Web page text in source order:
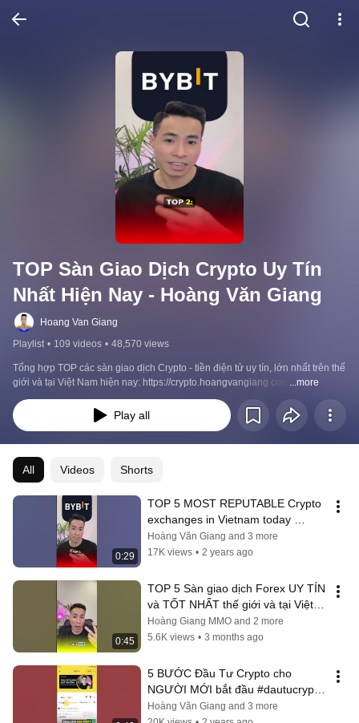
TOP Sàn Giao Dịch Crypto Uy Tín
Nhất Hiện Nay - Hoàng Văn Giang
Hoang Van Giang
Playlist • 109 videos • 48,570 views
Tổng hợp TOP các sàn giao dịch Crypto - tiền điện tử uy tín, lớn nhất trên thế
giới và tại Việt Nam hiện nay: https://crypto.hoangvangiang.com ...more
Play all
All Videos Shorts
0:29
TOP 5 MOST REPUTABLE Crypto
exchanges in Vietnam today
#shorts #crypto
Hoàng Văn Giang and 3 more
17K views • 2 years ago
0:45
TOP 5 Sàn giao dịch Forex UY TÍN
và TỐT NHẤT thế giới và tại Việt
Nam hiện nay #top5sanforexuytin
Hoàng Giang MMO and 2 more
5.6K views • 3 months ago
5 BƯỚC Đầu Tư Crypto cho
NGƯỜI MỚI bắt đầu #dautucrypto
#binance
Hoàng Văn Giang and 3 more